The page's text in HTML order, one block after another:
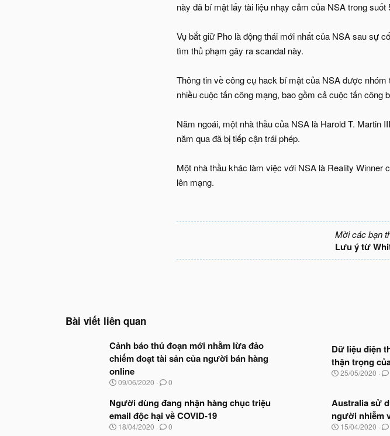
này đã bí mật lấy tài liệu nhạy cảm của NSA trong suốt
Vụ bắt giữ Pho là động thái mới nhất của NSA sau sự
tìm thủ phạm gây ra scandal này.
Thông tin về công cụ hack bí mật của NSA được
nhiều cuộc tấn công mạng, bao gồm cả cuộc tấn công
Năm ngoái, một nhà thầu của NSA là Harold T. Martin
năm qua đã bị tiếp cận trái phép.
Một nhà thầu khác làm việc với NSA là Reality Winner
lên mạng.
Mời các bạn
Lưu ý từ
Bài viết liên quan
Cảnh báo thủ đoạn mới nhằm lừa đảo
chiếm đoạt tài sản của người bán hàng
online
N
à
y
b
ắ
09/06/2020 0
Dữ liệu điện
thận trọng
N
y
b
ắ
t
25/05/2020
Người dùng đang nhận hàng chục triệu
email độc hại về COVID-19
N
18/04/2020 0
Australia sử
người nhiễm
N
15/04/2020